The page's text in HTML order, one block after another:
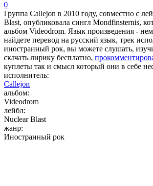
0
Группа Callejon в 2010 году, совместно с
Blast, опубликовала сингл Mondfinsternis,
альбом Videodrom. Язык произведения -
найдете перевод на русский язык, трек
иностранный рок, вы можете слушать,
скачать лирику бесплатно,
куплеты так и смысл который они в себе
исполнитель:
Callejon
альбом:
Videodrom
лейбл:
Nuclear Blast
жанр:
Иностранный рок